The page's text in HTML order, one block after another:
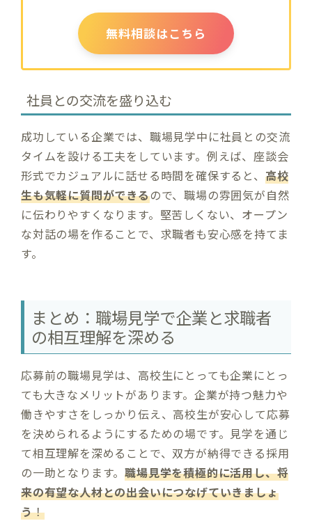
無料相談はこちら
社員との交流を盛り込む
成功している企業では、職場見学中に社員との交流
タイムを設ける工夫をしています。例えば、座談会
形式でカジュアルに話せる時間を確保すると、 高校
生も気軽に質問ができるので、職場の雰囲気が自然
に伝わりやすくなります。堅苦しくない、オープン
な対話の場を作ることで、求職者も安心感を持てま
す。
まとめ：職場見学で企業と求職者
の相互理解を深める
応募前の職場見学は、高校生にとっても企業にとっ
ても大きなメリットがあります。企業が持つ魅力や
働きやすさをしっかり伝え、高校生が安心して応募
を決められるようにするための場です。見学を通じ
て相互理解を深めることで、双方が納得できる採用
の一助となります。職場見学を積極的に活用し、将
来の有望な人材との出会いにつなげていきましょ
う！